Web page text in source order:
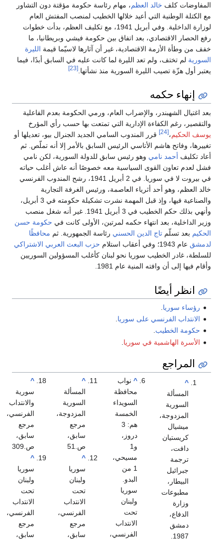
المفاوضات كلف خالد العظم، مهام رئاسة حكومة مؤقتة دون التشاور
مع الكتلة الوطنية التي أعيد خلالها الخطيب لمنصب المفتش العام
لوزارة الداخلية. وفي أبريل 1941، مع تكليف العظم، بدأت خطوات
رفع الحصار الاقتصادي، بعد اتفاق بين حكومة فيشي وبريطانيا، ما
خفف من وطأة الأزمة الاقتصادية، غير أن آثارها لاسيّما قيمة الليرة
السورية لم تختف، ولم تعد الليرة لما كانت عليه في السابق أبدًا، فيما
يعتبر أول هزّة تصيب الليرة السورية منذ نشأتها. [23]
إنهاء حكمه
بعد اغتيال الشهبندر، والإضراب العام، ورمي الحكومة بعدم الفاعلية
والتقصير، رغم الكفاءة الإدارية التي تمتعت بها حسب رأي المؤرخ
يوسف الحكيم،[24]
قرر المندوب السامي الجديد الجنرال بيو، تعديلها أو
تغييرها، وفاتح هاشم الأتاسي الرئيس السابق بالأمر إلا أنه تملّص. ثم
أعاد تكليف أحمد نامي وهو رئيس سابق للدولة السورية، لكن نامي
فشل لعدم تعاون القوى السياسية معه خصوصًا أنه عاش أغلب حياته
في بيروت لا في سوريا. في 2 أبريل 1941، رشح المندوب الفرنسي
خالد العظم، وهو أحد أثرياء العاصمة، ورئيس الغرفة التجارية
والصناعية فيها، وإذ قبل المهمة نشرت تشكيلة حكومته في 3 أبريل،
وأنهي بذلك حكم الخطيب في 3 أبريل 1941. غير أنه شغل منصب
وزير الداخلية، بعد انتهاء حكمه لمرتين، الأولى كانت في حكومة حسن
الحكيم بعد تسلّم تاج الدين الحسني رئاسة الجمهورية. ثم محافظًا
لدمشق عام 1943؛ وفي أعقاب استلام
حزب البعث العربي الاشتراكي
للسلطة، غادر الخطيب سوريا نحو لبنان كأغلب المسؤولين السوريين
وأقام فيها إلى أن وافته المنية عام 1981.
انظر أيضًا
رؤساء سوريا
الانتداب الفرنسي على سوريا
حكومة الخطيب.
الأسرة الهاشمية في سوريا
المراجع
^
المسألة
السورية
المزدوجة،
ميشيال
كريستيان
دافت،
ترجمة
جبرائيل
البيطار،
مطبوعات
وزارة
الدفاع،
دمشق
^ نواب
محافظة
السويداء
الخمسة
هم: 3
دروز،
و1
مسيحي،
1 من
البدو.
سوريا
ولبنان
تحت
الانتداب
الفرنسي،
^
المسألة
السورية
المزدوجة،
مرجع
سابق،
ص.51
^
سوريا
ولبنان
تحت
الانتداب
الفرنسي،
مرجع
سابق،
^
سورية
والانتداب
الفرنسي،
مرجع
سابق،
ص.309
^
سوريا
ولبنان
تحت
الانتداب
الفرنسي،
مرجع
سابق،